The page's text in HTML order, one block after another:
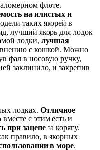
флоте.
на илистых и
таких якорей в
лучший якорь для лодок
лодки, лучшая
с кошкой. Можно
фал в носовую ручку,
заклинило, и закрепив
лодках. Отличное
вместе с этим есть и
при зацепе за корягу.
правило, в якорных
в море.